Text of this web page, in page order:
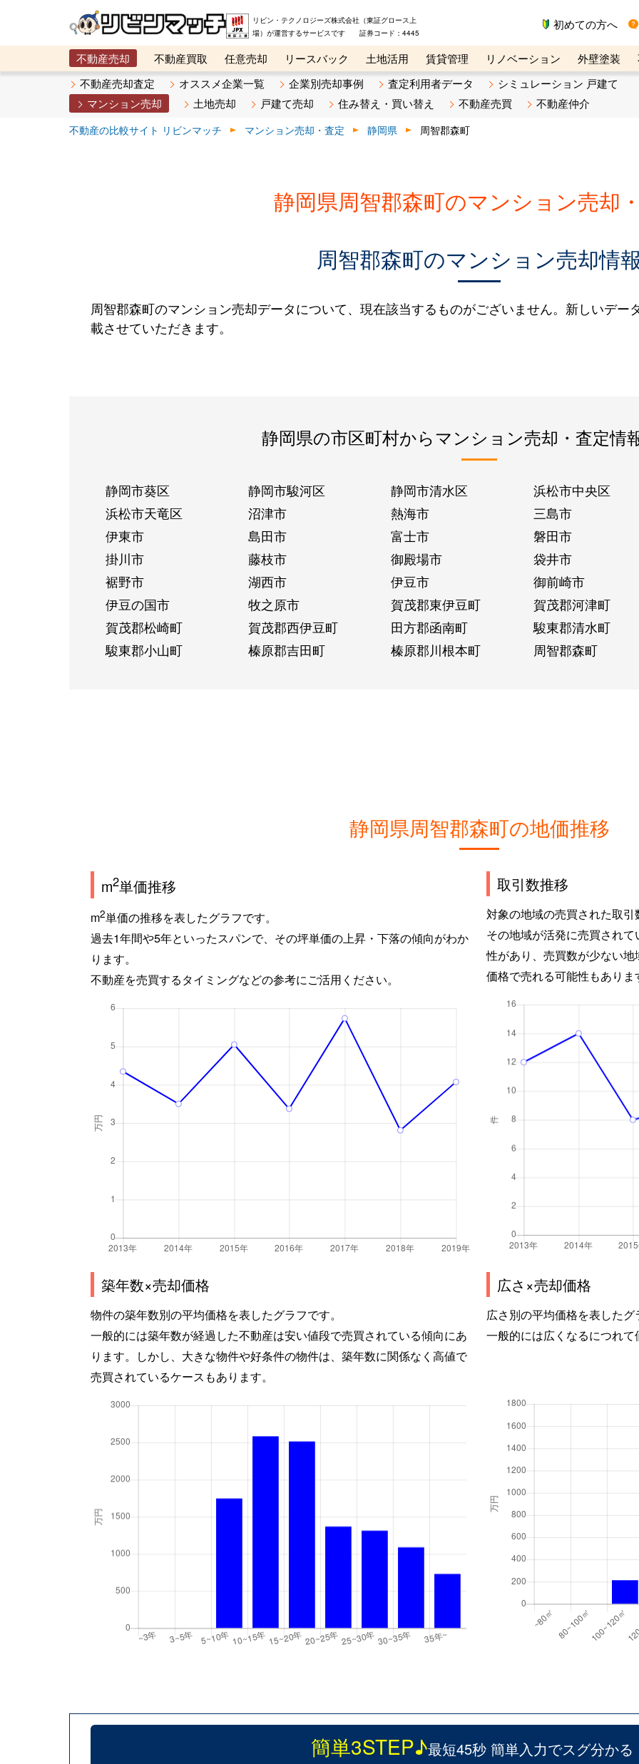
リビン・テクノロジーズ株式会社（東証グロース上
場）が運営するサービスです 証券コード：4445
初めての方へ
不動産売却 不動産買取 任意売却 リースバック 土地活用 賃貸管理 リノベーション 外壁塗装
メタ住宅展示場
ベスト不動産カンパニー オンライン講座 リビンマガジンBiz 不動産売却ご相談デスク
不動産売却査定 オススメ企業一覧 企業別売却事例 査定利用者データ
シミュレーション 戸建て
マンション売却
土地売却 戸建て売却 住み替え・買い替え 不動産売買 不動産仲介
不動産の比較サイト リビンマッチ マンション売却・査定 静岡県 周智郡森町
静岡県周智郡森町のマンション売却
周智郡森町のマンション売却情
周智郡森町のマンション売却データについて、現在該当するものがございません。新しいデー
載させていただきます。
静岡県の市区町村からマンション売却・査定情
静岡市葵区 静岡市駿河区 静岡市清水区
浜松市中央区
浜松市天竜区
沼津市 熱海市
三島市
伊東市
島田市 富士市
磐田市
掛川市
藤枝市 御殿場市
袋井市
裾野市
湖西市 伊豆市
御前崎市
伊豆の国市
牧之原市 賀茂郡東伊豆町
賀茂郡河津町
賀茂郡松崎町
賀茂郡西伊豆町 田方郡函南町
駿東郡清水町
駿東郡小山町
榛原郡吉田町 榛原郡川根本町 周智郡森町
静岡県周智郡森町の地価推移
m2単価推移
m2単価の推移を表したグラフです。
過去1年間や5年といったスパンで、その坪単価の上昇・下落の傾向がわか
ります。
不動産を売買するタイミングなどの参考にご活用ください。
取引数推移
対象の地域の売買された取
その地域が活発に売買され
性があり、売買数が少ない
価格で売れる可能性もありま
築年数×売却価格
物件の築年数別の平均価格を表したグラフです。
一般的には築年数が経過した不動産は安い値段で売買されている傾向にあ
ります。しかし、大きな物件や好条件の物件は、築年数に関係なく高値で
売買されているケースもあります。
広さ×売却価格
広さ別の平均価格を表した
一般的には広くなるにつれ
簡単3STEP♪最短45秒 簡単入力でスグ分かる